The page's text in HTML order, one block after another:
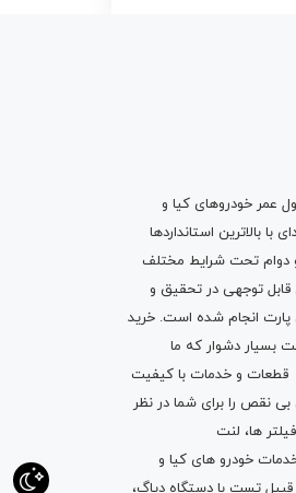
عمر خودروهای کیا و
بالاترین استانداردها
دوام تحت شرایط مختلف
توجهی در تحقیق و
پارت انجام شده است. خرید
بسیار دشوار که ما
قطعات و خدمات با کیفیت
بی نقص را برای شما در نظر
فیلتر ها، لنت
خودرو های کیا و
تست با دستگاه دیاگ،